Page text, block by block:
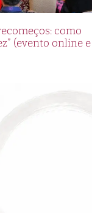
como
(evento online e